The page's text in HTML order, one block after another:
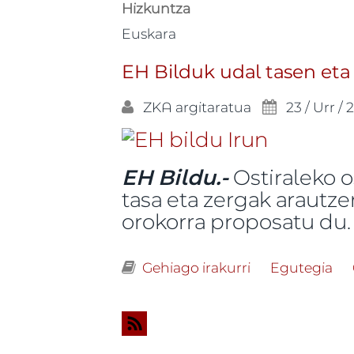
Hizkuntza
Euskara
EH Bilduk udal tasen
ZKA argitaratua 23 / Urr /
EH Bildu.-Ostiraleko
tasa eta zergak
orokorra proposatu du.
Gehiago irakurri EH Bilduk
Egutegia